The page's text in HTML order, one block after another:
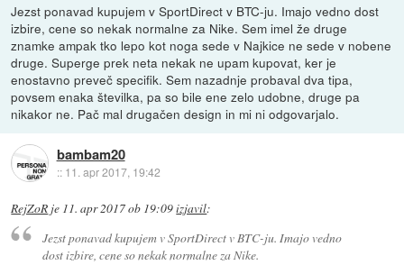
Jezst ponavad kupujem v SportDirect v BTC-ju. Imajo vedno dost
izbire, cene so nekak normalne za Nike. Sem imel že druge
znamke ampak tko lepo kot noga sede v Najkice ne sede v nobene
druge. Superge prek neta nekak ne upam kupovat, ker je
enostavno preveč specifik. Sem nazadnje probaval dva tipa,
povsem enaka številka, pa so bile ene zelo udobne, druge pa
nikakor ne. Pač mal drugačen design in mi ni odgovarjalo.
bambam20
:: 11. apr 2017, 19:42
RejZoR je 11. apr 2017 ob 19:09izjavil:
Jezst ponavad kupujem v SportDirect v BTC-ju. Imajo vedno
dost izbire, cene so nekak normalne za Nike.